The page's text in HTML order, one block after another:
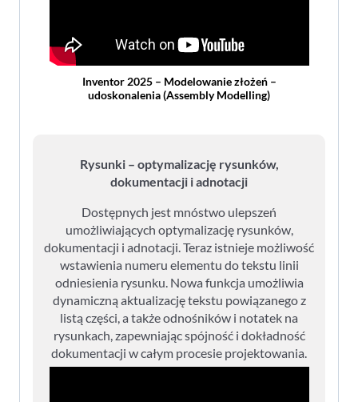
Inventor 2025 – Modelowanie złożeń –
udoskonalenia (Assembly Modelling)
Rysunki – optymalizację rysunków,
dokumentacji i adnotacji
Dostępnych jest mnóstwo ulepszeń
umożliwiających optymalizację rysunków,
dokumentacji i adnotacji. Teraz istnieje możliwość
wstawienia numeru elementu do tekstu linii
odniesienia rysunku. Nowa funkcja umożliwia
dynamiczną aktualizację tekstu powiązanego z
listą części, a także odnośników i notatek na
rysunkach, zapewniając spójność i dokładność
dokumentacji w całym procesie projektowania.